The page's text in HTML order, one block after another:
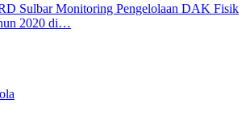
Sulbar Monitoring Pengelolaan DAK Fisik
2020 di…